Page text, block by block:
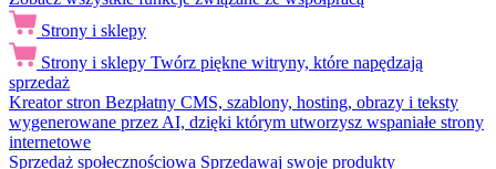
Strony i sklepy
Strony i sklepy Twórz piękne witryny, które napędzają
sprzedaż
Kreator stron Bezpłatny CMS, szablony, hosting, obrazy i teksty
wygenerowane przez AI, dzięki którym utworzysz wspaniałe strony
internetowe
Sprzedaż społecznościowa Sprzedawaj swoje produkty